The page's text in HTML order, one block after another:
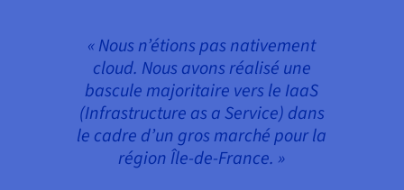
« Nous n’étions pas nativement
cloud. Nous avons réalisé une
bascule majoritaire vers le IaaS
(Infrastructure as a Service) dans
le cadre d’un gros marché pour la
région Île-de-France. »